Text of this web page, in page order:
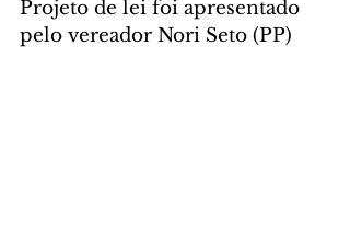
Projeto de lei foi apresentado
pelo vereador Nori Seto (PP)